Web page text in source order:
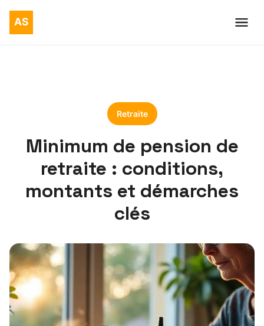
Retraite
Minimum de pension de
retraite : conditions,
montants et démarches
clés